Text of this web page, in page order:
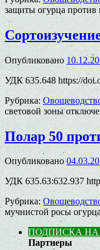
защиты огурца
Опубликовано
УДК 635.648 https://
Рубрика:
световой зоны
Полар 50
Опубликовано
УДК 635.63:632.937
Рубрика:
мучнистой росы
ПОДПИСКА
Партнеры